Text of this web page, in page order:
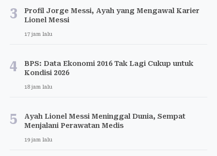
3
Profil Jorge Messi, Ayah yang Mengawal Karier
Lionel Messi
17 jam lalu
4
BPS: Data Ekonomi 2016 Tak Lagi Cukup untuk
Kondisi 2026
18 jam lalu
5
Ayah Lionel Messi Meninggal Dunia, Sempat
Menjalani Perawatan Medis
19 jam lalu